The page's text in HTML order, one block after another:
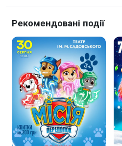
Рекомендовані події